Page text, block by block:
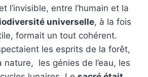
l’invisible, entre l’humain et la
universelle, à la fois
formait un tout cohérent.
les esprits de la forêt,
nature, les génies de l’eau, les